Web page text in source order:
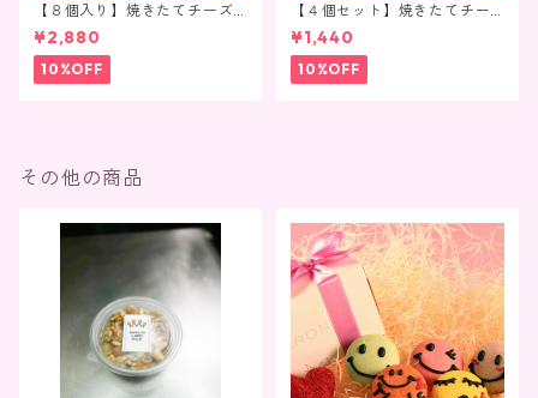
【８個入り】焼きたてチーズ
タルト（真空冷凍）
¥2,880
10%OFF
【４個セット】焼きたてチー
ズタルト（真空冷凍）
¥1,440
10%OFF
その他の商品